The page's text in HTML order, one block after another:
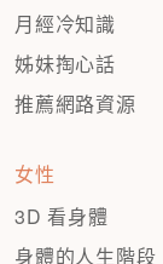
月經冷知識
姊妹掏心話
推薦網路資源
女性
3D 看身體
身體的人生階段